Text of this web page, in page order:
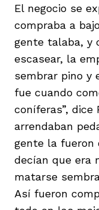
El negocio se
compraba a
gente talaba, y
escasear, la
sembrar pino y
fue cuando
coníferas”, dice
arrendaban
gente la fueron
decían que era
matarse
Así fueron